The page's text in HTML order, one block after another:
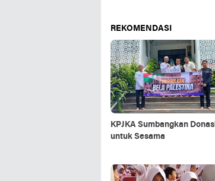
REKOMENDASI
KPJKA Sumbangkan Donasi
untuk Sesama